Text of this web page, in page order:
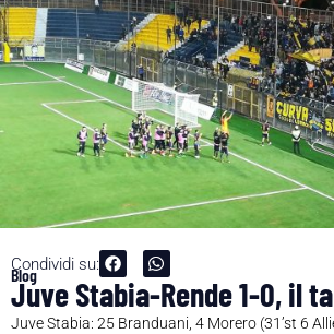
Condividi su:
Blog
Juve Stabia-Rende 1-0, il
Juve Stabia: 25 Branduani, 4 Morero (31’st 6